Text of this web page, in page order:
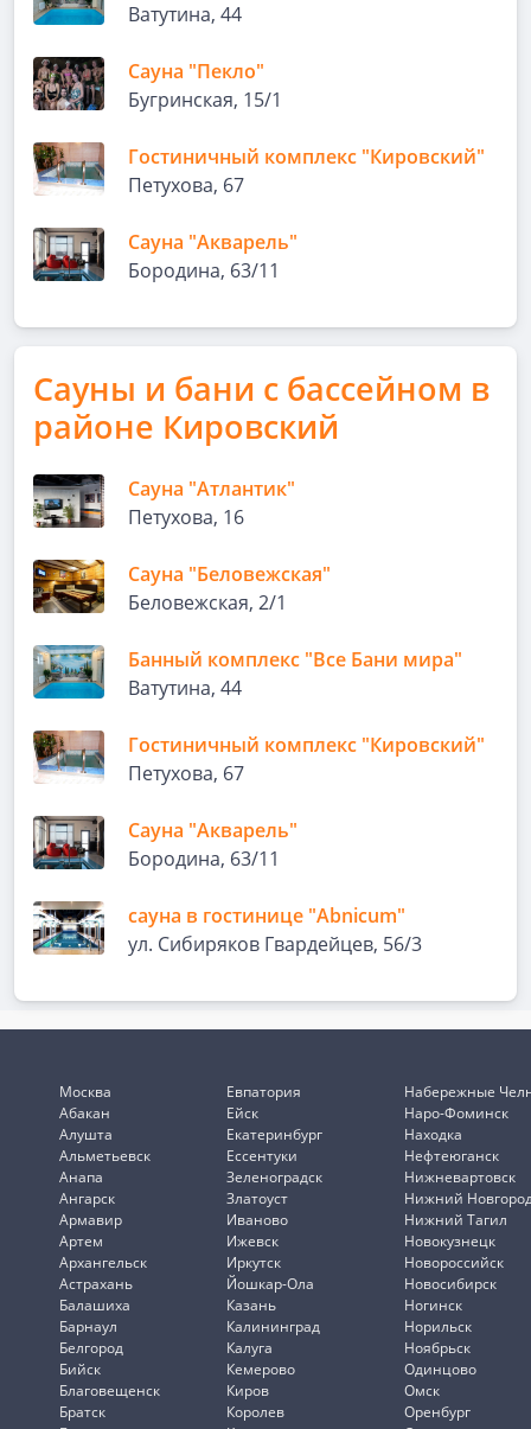
Ватутина, 44
Сауна "Пекло"
Бугринская, 15/1
Гостиничный комплекс "Кировский"
Петухова, 67
Сауна "Акварель"
Бородина, 63/11
Сауны и бани с бассейном в
районе Кировский
Сауна "Атлантик"
Петухова, 16
Сауна "Беловежская"
Беловежская, 2/1
Банный комплекс "Все Бани мира"
Ватутина, 44
Гостиничный комплекс "Кировский"
Петухова, 67
Сауна "Акварель"
Бородина, 63/11
сауна в гостинице "Abnicum"
ул. Сибиряков Гвардейцев, 56/3
Москва
Абакан
Алушта
Альметьевск
Анапа
Ангарск
Армавир
Артем
Архангельск
Астрахань
Балашиха
Барнаул
Белгород
Бийск
Благовещенск
Братск
Евпатория
Ейск
Екатеринбург
Ессентуки
Зеленоградск
Златоуст
Иваново
Ижевск
Иркутск
Йошкар-Ола
Казань
Калининград
Калуга
Кемерово
Киров
Королев
Набережные
Наро-Фоминск
Находка
Нефтеюганск
Нижневартовск
Нижний
Нижний Тагил
Новокузнецк
Новороссийск
Новосибирск
Ногинск
Норильск
Ноябрьск
Одинцово
Омск
Оренбург